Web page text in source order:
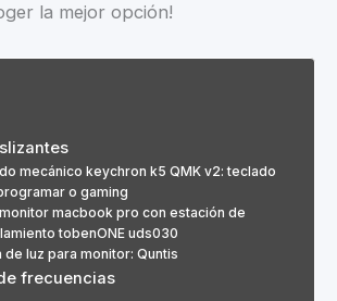
la mejor opción!
mecánico keychron k5 QMK v2: teclado
o gaming
macbook pro con estación de
tobenONE uds030
de luz para monitor: Quntis
frecuencias